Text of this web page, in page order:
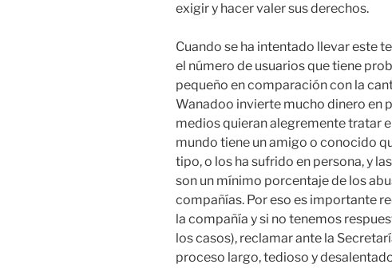
exigir y hacer valer sus derechos.
Cuando se ha intentado llevar este
el número de usuarios que tiene
pequeño en comparación con la
Wanadoo invierte mucho dinero en
medios quieran alegremente tratar
mundo tiene un amigo o conocido
tipo, o los ha sufrido en persona, y
son un mínimo porcentaje de los
compañías. Por eso es importante
la compañía y si no tenemos
los casos), reclamar ante la
proceso largo, tedioso y